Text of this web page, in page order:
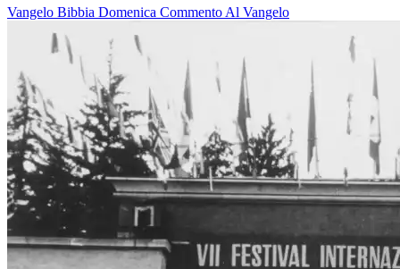
Vangelo Bibbia Domenica Commento Al Vangelo